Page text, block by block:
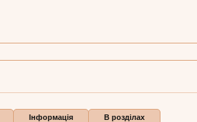
Інформація В розділах